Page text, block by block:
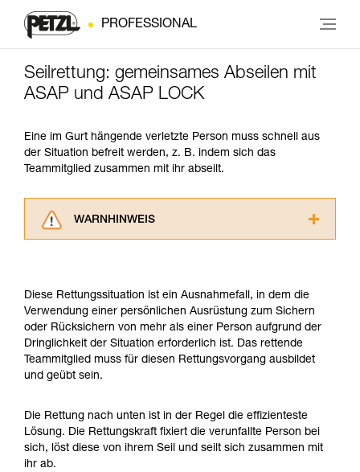
PROFESSIONAL
Seilrettung: gemeinsames Abseilen mit
ASAP und ASAP LOCK
Eine im Gurt hängende verletzte Person muss schnell aus
der Situation befreit werden, z. B. indem sich das
Teammitglied zusammen mit ihr abseilt.
WARNHINWEIS
ziehen. Um diese Zusatzinformationen
verstehen zu können, müssen Sie zuerst die in
der Gebrauchsanweisung enthaltenen
Informationen richtig verstanden haben.
Die Beherrschung dieser Techniken setzt eine
entsprechende Ausbildung und ein spezielles
einem Profi, ob Sie in der Lage sind, den
Vorgang alleine sicher zu wiederholen, bevor
Sie ihn eigenständig durchführen.
Diese Rettungssituation ist ein Ausnahmefall, in dem die
Verwendung einer persönlichen Ausrüstung zum Sichern
oder Rücksichern von mehr als einer Person aufgrund der
Dringlichkeit der Situation erforderlich ist. Das rettende
Teammitglied muss für diesen Rettungsvorgang ausbildet
und geübt sein.
Die Rettung nach unten ist in der Regel die effizienteste
Lösung. Die Rettungskraft fixiert die verunfallte Person bei
sich, löst diese von ihrem Seil und seilt sich zusammen mit
ihr ab.